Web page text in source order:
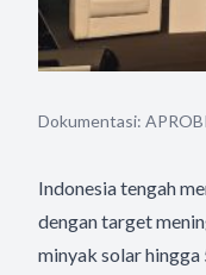
Dokumentasi: APROBI
Indonesia tengah
dengan target
minyak solar hingga